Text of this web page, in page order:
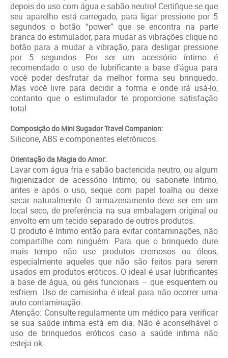
depois do uso com água e sabão neutro! Certifique-se que
seu aparelho está carregado, para ligar pressione por 5
segundos o botão “power” que se encontra na parte
branca do estimulador, para mudar as vibrações clique no
botão para a mudar a vibração, para desligar pressione
por 5 segundos. Por ser um acessório íntimo é
recomendado o uso de lubrificante a base d’água para
você poder desfrutar da melhor forma seu brinquedo.
Mas você livre para decidir a forma e onde irá usá-lo,
contanto que o estimulador te proporcione satisfação
total.
Composição do Mini Sugador Travel Companion:
Silicone, ABS e componentes eletrônicos.
Orientação da Magia do Amor:
Lavar com água fria e sabão bactericida neutro, ou algum
higienizador de acessório íntimo, ou sabonete íntimo,
antes e após o uso, seque com papel toalha ou deixe
secar naturalmente. O armazenamento deve ser em um
local seco, de preferência na sua embalagem original ou
envolto em um tecido separado de outros produtos.
O produto é íntimo então para evitar contaminações, não
compartilhe com ninguém. Para que o brinquedo dure
mais tempo não use produtos cremosos ou óleos,
especialmente aqueles que não são feitos para serem
usados em produtos eróticos. O ideal é usar lubrificantes
a base de água, ou géis funcionais – que esquentem ou
esfriem. Uso de camisinha é ideal para não ocorrer uma
auto contaminação.
Atenção: Consulte regularmente um médico para verificar
se sua saúde intima está em dia. Não é aconselhável o
uso de brinquedos eróticos caso a saúde intima não
esteja ok.